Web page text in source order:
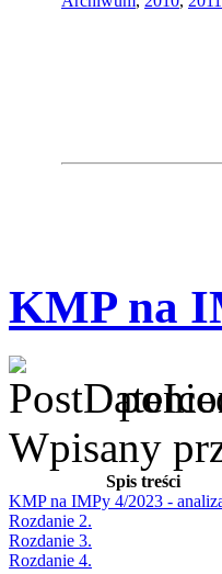
KMP na
Wpisany
Spis treści
KMP na IMPy 4/2023 -
Rozdanie 2.
Rozdanie 3.
Rozdanie 4.